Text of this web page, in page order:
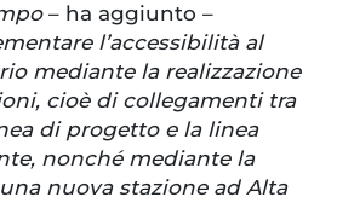
– ha aggiunto –
l’accessibilità al
mediante la realizzazione
cioè di collegamenti tra
di progetto e la linea
nonché mediante la
nuova stazione ad Alta